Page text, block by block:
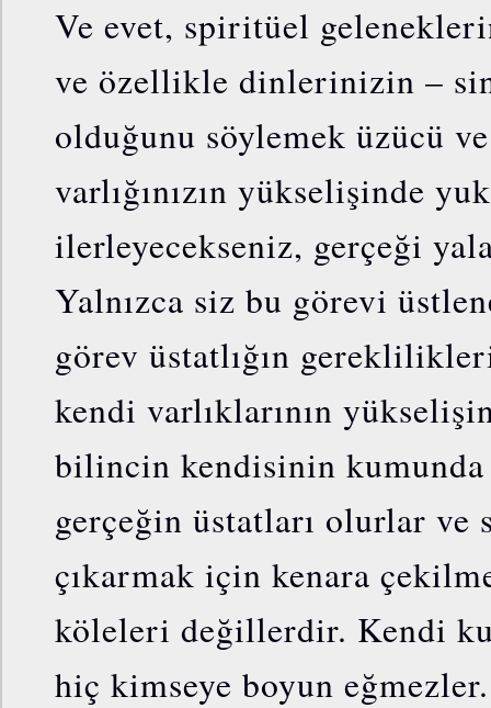
Ve evet, spiritüel
ve özellikle dinlerinizin –
olduğunu söylemek üzücü
varlığınızın yükselişinde
ilerleyecekseniz, gerçeği
Yalnızca siz bu görevi
görev üstatlığın
kendi varlıklarının
bilincin kendisinin
gerçeğin üstatları olurlar ve
çıkarmak için kenara
köleleri değillerdir. Kendi
hiç kimseye boyun eğmezler.